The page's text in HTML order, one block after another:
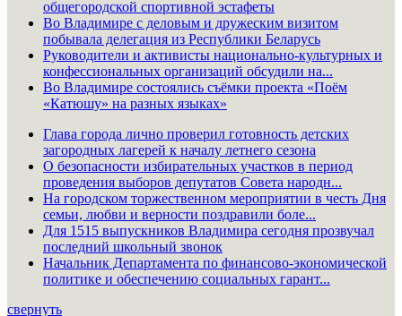
общегородской спортивной эстафеты
Во Владимире с деловым и дружеским визитом
побывала делегация из Республики Беларусь
Руководители и активисты национально-культурных и
конфессиональных организаций обсудили на...
Во Владимире состоялись съёмки проекта «Поём
«Катюшу» на разных языках»
Глава города лично проверил готовность детских
загородных лагерей к началу летнего сезона
О безопасности избирательных участков в период
проведения выборов депутатов Совета народн...
На городском торжественном мероприятии в честь Дня
семьи, любви и верности поздравили боле...
Для 1515 выпускников Владимира сегодня прозвучал
последний школьный звонок
Начальник Департамента по финансово-экономической
политике и обеспечению социальных гарант...
свернуть